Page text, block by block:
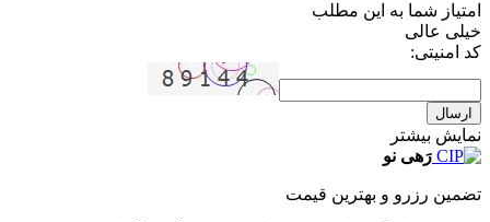
امتیاز شما به این مطلب
خیلی عالی
کد امنیتی:
ارسال
نمایش بیشتر
رَهی نو
تضمین رزرو و بهترین قیمت